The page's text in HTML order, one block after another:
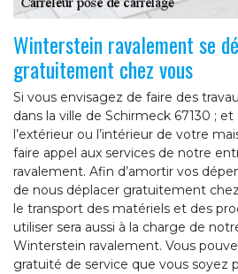
Winterstein ravalement se
gratuitement chez vous
Si vous envisagez de faire des
dans la ville de Schirmeck 67130 ;
l’extérieur ou l’intérieur de votre
faire appel aux services de notre
ravalement. Afin d’amortir vos
de nous déplacer gratuitement
le transport des matériels et des
utiliser sera aussi à la charge de
Winterstein ravalement. Vous
gratuité de service que vous soyez